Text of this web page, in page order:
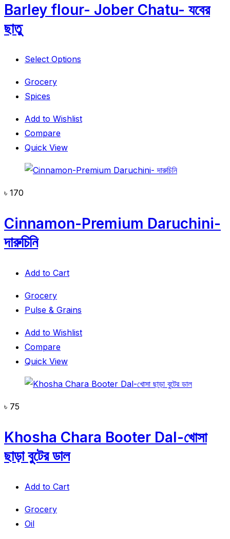
Barley flour- Jober Chatu- যবের
ছাতু
Select Options
Grocery
Spices
Add to Wishlist
Compare
Quick View
৳ 170
Cinnamon-Premium Daruchini-
দারুচিনি
Add to Cart
Grocery
Pulse & Grains
Add to Wishlist
Compare
Quick View
৳ 75
Khosha Chara Booter Dal-খোসা
ছাড়া বুটের ডাল
Add to Cart
Grocery
Oil